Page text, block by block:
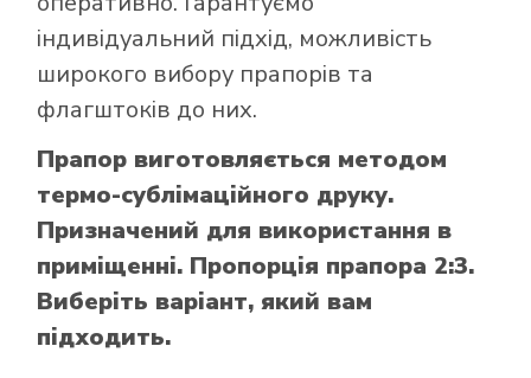
індивідуальний підхід, можливість
широкого вибору прапорів та
флагштоків до них.
Прапор виготовляється методом
термо-сублімаційного друку.
Призначений для використання в
приміщенні. Пропорція прапора 2:3.
Виберіть варіант, який вам
підходить.